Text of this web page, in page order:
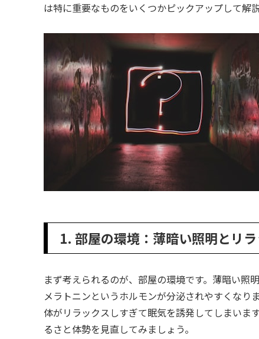
は特に重要なものをいくつかピックアップして解
1. 部屋の環境：薄暗い照明とリ
まず考えられるのが、部屋の環境です。薄暗い照
メラトニンというホルモンが分泌されやすくなり
体がリラックスしすぎて眠気を誘発してしまいま
るさと体勢を見直してみましょう。